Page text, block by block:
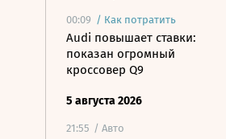
00:09 / Как потратить
Audi повышает ставки:
показан огромный
кроссовер Q9
5 августа 2026
21:55 / Авто